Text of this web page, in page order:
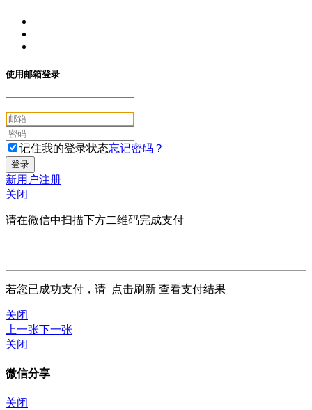
使用邮箱登录
记住我的登录状态忘记密码？
新用户注册
关闭
请在微信中扫描下方二维码完成支付
若您已成功支付，请 点击刷新 查看支付结果
关闭
上一张下一张
关闭
微信分享
关闭